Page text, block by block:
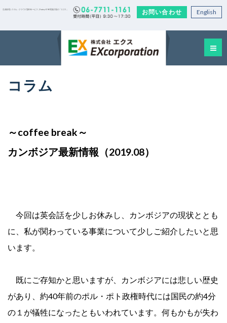
お問い合わせ English
生産管理システム・クラウド型EDIサービス｜Factory-ONE 電脳工場の「エクス」
コラム
～coffee break～
カンボジア最新情報（2019.08）
今回は英会話を少しお休みし、カンボジアの現状ととも
に、私が関わっている事業について少しご紹介したいと思
います。
既にご存知かと思いますが、カンボジアには悲しい歴史
があり、約40年前のポル・ポト政権時代には国民の約4分
の１が犠牲になったともいわれています。何もかもが失わ